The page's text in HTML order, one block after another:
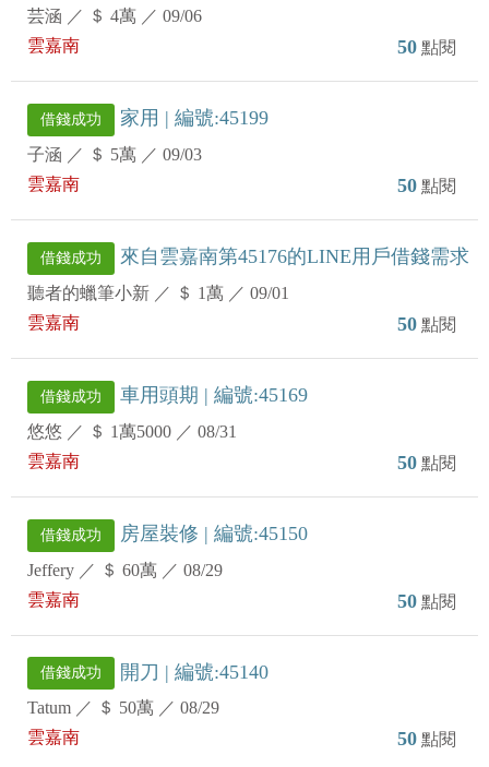
芸涵 ／ ＄ 4萬 ／ 09/06
雲嘉南
50 點閱
借錢成功 家用 | 編號:45199
子涵 ／ ＄ 5萬 ／ 09/03
雲嘉南
50 點閱
借錢成功 來自雲嘉南第45176的LINE用戶借錢需求
聽者的蠟筆小新 ／ ＄ 1萬 ／ 09/01
雲嘉南
50 點閱
借錢成功 車用頭期 | 編號:45169
悠悠 ／ ＄ 1萬5000 ／ 08/31
雲嘉南
50 點閱
借錢成功 房屋裝修 | 編號:45150
Jeffery ／ ＄ 60萬 ／ 08/29
雲嘉南
50 點閱
借錢成功 開刀 | 編號:45140
Tatum ／ ＄ 50萬 ／ 08/29
雲嘉南
50 點閱